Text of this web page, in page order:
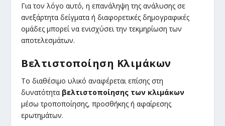
Για τον λόγο αυτό, η επανάληψη της ανάλυσης σε
ανεξάρτητα δείγματα ή διαφορετικές δημογραφικές
ομάδες μπορεί να ενισχύσει την τεκμηρίωση των
αποτελεσμάτων.
Βελτιστοποίηση Κλιμάκων
Το διαθέσιμο υλικό αναφέρεται επίσης στη
δυνατότητα βελτιστοποίησης των κλιμάκων
μέσω τροποποίησης, προσθήκης ή αφαίρεσης
ερωτημάτων.